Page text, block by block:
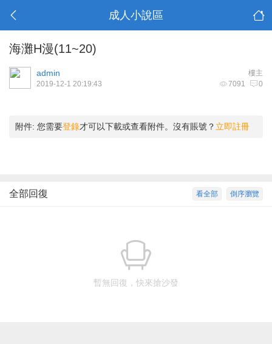
成人小說區
海灘H漫(11~20)
樓主
admin
7091 0
2019-12-1 20:19:43
附件: 您需要登錄才可以下載或查看附件。沒有賬號？ 立即註冊
倒序瀏覽
看全部
全部回復
暫無回復，快來搶沙發